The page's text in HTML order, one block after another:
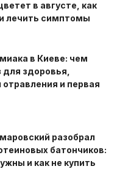
в августе, как
лечить симптомы
в Киеве: чем
для здоровья,
и первая
разобрал
батончиков:
и как не купить